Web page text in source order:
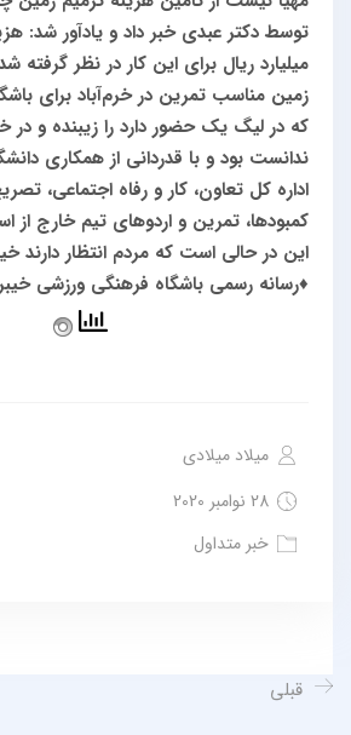
توسط دکتر عبدی خبر داد و یادآور شد:
میلیارد ریال برای این کار در نظر گرفته
زمین مناسب تمرین در خرم‌آباد برای
که در لیگ یک حضور دارد را زیبنده و در
ندانست بود و با قدردانی از همکاری
اداره کل تعاون، کار و رفاه اجتماعی،
کمبودها، تمرین و اردوهای تیم خارج از
این در حالی است که مردم انتظار دارند
♦️رسانه رسمی باشگاه فرهنگی ورزشی
میلاد میلادی
28 نوامبر 2020
خبر متداول
قبلی